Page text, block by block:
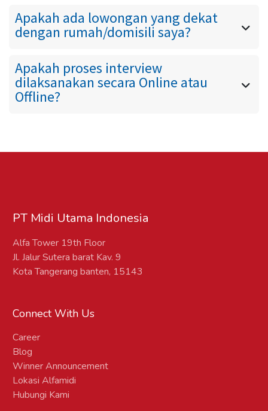
Store atau Helper
Apakah ada lowongan yang dekat
dengan rumah/domisili saya?
tersebar di seluruh Indonesia,
sekarang anda bisa cek lowongan
yang tersedia berdasarkan wilayah
Apakah proses interview
dilaksanakan secara Online atau
Offline?
Offline menyesuaikan kebutuhan
PT Midi Utama Indonesia
Alfa Tower 19th Floor
Jl. Jalur Sutera barat Kav. 9
Kota Tangerang banten, 15143
Connect With Us
Career
Blog
Winner Announcement
Lokasi Alfamidi
Hubungi Kami